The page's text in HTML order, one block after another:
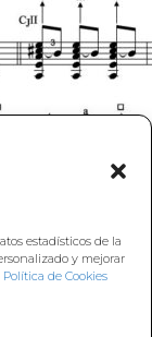
estadísticos de la
y mejorar
Política de Cookies